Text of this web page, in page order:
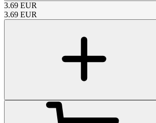
3.69 EUR
3.69 EUR